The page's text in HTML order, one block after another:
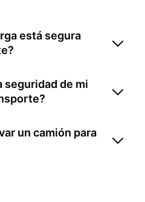
está segura
seguridad de mi
un camión para